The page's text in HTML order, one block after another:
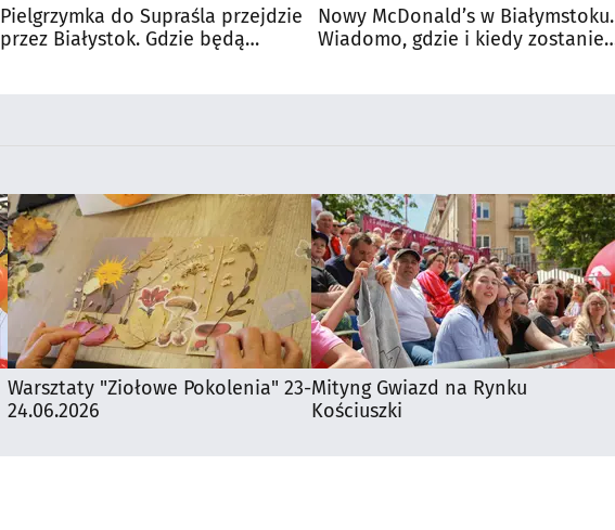
Pielgrzymka do Supraśla przejdzie
przez Białystok. Gdzie będą
Nowy McDonald’s w Białymstoku.
Wiadomo, gdzie i kiedy zostanie
Warsztaty "Ziołowe Pokolenia" 23-
24.06.2026
Mityng Gwiazd na Rynku
Kościuszki